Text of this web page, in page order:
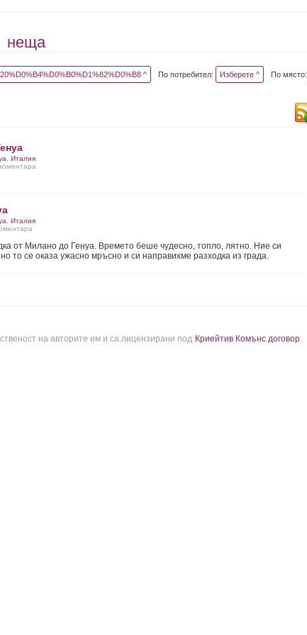
неща
^ По потребител: Изберете ^ По място:
Италия
Италия
от Милано до Генуа. Времето беше чудесно, топло, лятно. Ние си
то се оказа ужасно мръсно и си направихме разходка из града.
на авторите им и са лицензирани под Криейтив Комънс договор.